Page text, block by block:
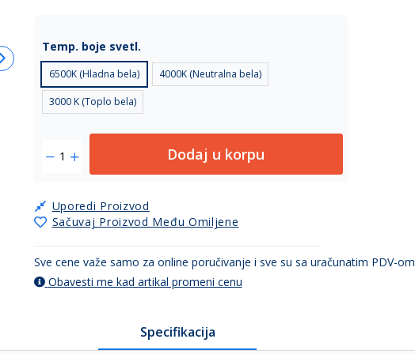
Temp. boje svetl.
6500K (Hladna bela) 4000K (Neutralna bela)
3000 K (Toplo bela)
Dodaj u korpu
Sačuvaj Proizvod Među Omiljene
Uporedi Proizvod
Sve cene važe samo za online poručivanje i sve su sa uračunatim PDV-om
Obavesti me kad artikal promeni cenu
Specifikacija